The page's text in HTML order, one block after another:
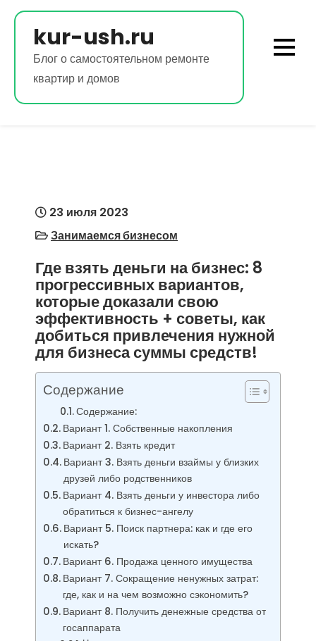
Перейти
содержимомуkur-ush.ru
Блог о самостоятельном ремонте
квартир и домов
23 июля 2023
Занимаемся бизнесом
Где взять деньги на бизнес: 8
прогрессивных вариантов,
которые доказали свою
эффективность + советы, как
добиться привлечения нужной
для бизнеса суммы средств!
Содержание
Содержание:
Вариант 1. Собственные накопления
Вариант 2. Взять кредит
Вариант 3. Взять деньги взаймы у близких
друзей либо родственников
Вариант 4. Взять деньги у инвестора либо
обратиться к бизнес-ангелу
Вариант 5. Поиск партнера: как и где его
искать?
Вариант 6. Продажа ценного имущества
Вариант 7. Сокращение ненужных затрат:
где, как и на чем возможно сэкономить?
Вариант 8. Получить денежные средства от
госаппарата